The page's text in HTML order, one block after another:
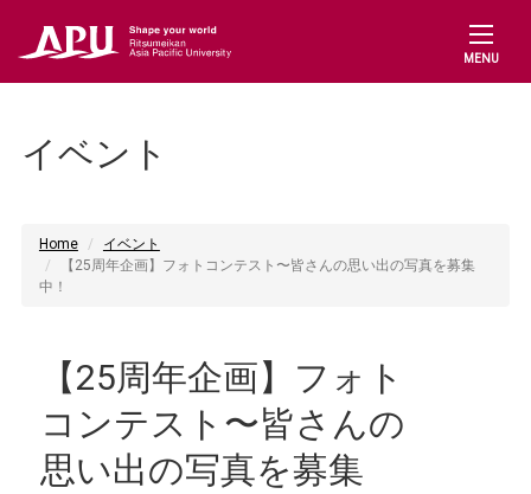
MENU
イベント
Home
イベント
【25周年企画】フォトコンテスト〜皆さんの思い出の写真を募集
中！
【25周年企画】フォト
コンテスト〜皆さんの
思い出の写真を募集